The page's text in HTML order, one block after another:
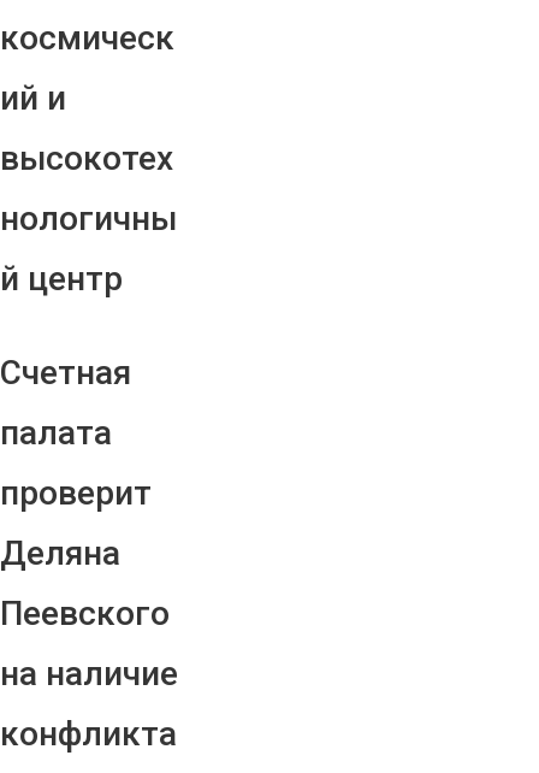
космическ
ий и
высокотех
нологичны
й центр
Счетная
палата
проверит
Деляна
Пеевского
на наличие
конфликта